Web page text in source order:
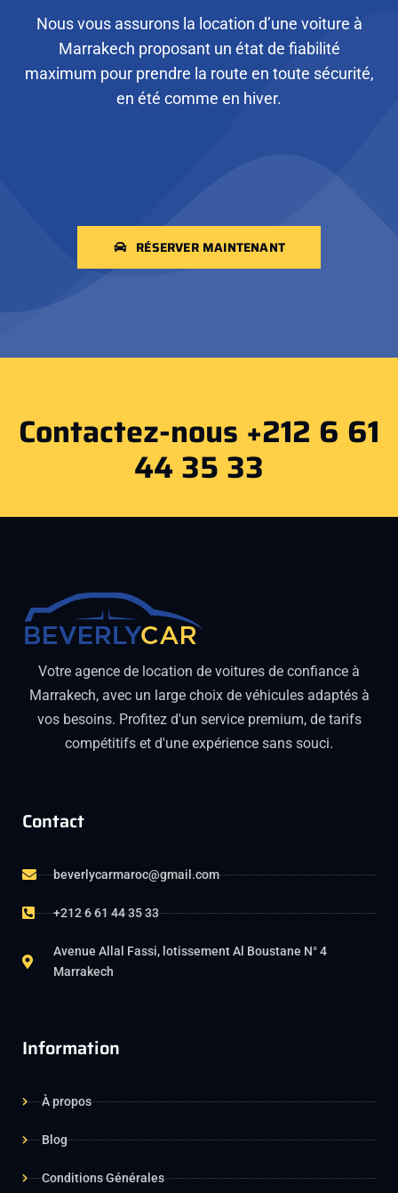
Nous vous assurons la location d’une voiture à
Marrakech proposant un état de fiabilité
maximum pour prendre la route en toute sécurité,
en été comme en hiver.
RÉSERVER MAINTENANT
Contactez-nous +212 6 61
44 35 33
Votre agence de location de voitures de confiance à
Marrakech, avec un large choix de véhicules adaptés à
vos besoins. Profitez d'un service premium, de tarifs
compétitifs et d'une expérience sans souci.
Contact
beverlycarmaroc@gmail.com
+212 6 61 44 35 33
Avenue Allal Fassi, lotissement Al Boustane N° 4
Marrakech
Information
À propos
Blog
Conditions Générales